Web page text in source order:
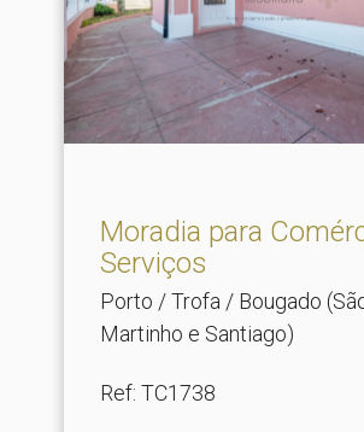
Moradia para
Serviços
Porto / Trofa / Bougado
Martinho e Santiago)
Ref: TC1738